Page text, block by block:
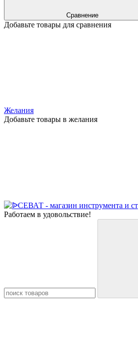
Сравнение
Добавьте товары для сравнения
Желания
Добавьте товары в желания
Работаем в удовольствие!